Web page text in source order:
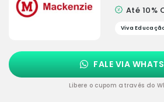
Até 10%
Viva
FALE VIA
Libere o cupom através do